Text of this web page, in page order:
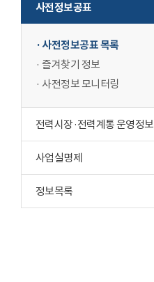
사전정보공표
사전정보공표 목록
즐겨찾기 정보
사전정보 모니터링
전력시장·전력계통 운영정보
사업실명제
정보목록